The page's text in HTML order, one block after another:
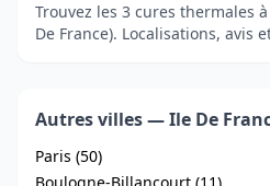
Trouvez les 3 cures thermales
De France). Localisations, avis
Autres villes — Ile De
Paris (50)